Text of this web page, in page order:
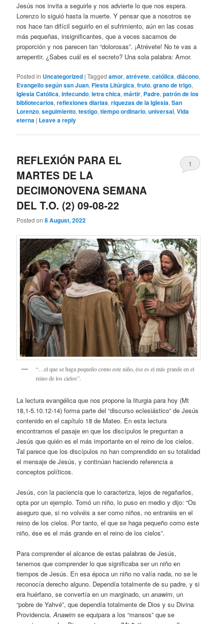
Jesús nos invita a seguirle y nos advierte lo que nos espera.
Lorenzo lo siguió hasta la muerte. Y pensar que a nosotros se
nos hace tan difícil seguirlo en el sufrimiento, aún en las cosas
más pequeñas, insignificantes, que a veces sacamos de
proporción y nos parecen tan “dolorosas”. ¡Atrévete! No te vas a
arrepentir. ¿Sabes cuál es el secreto? Una sola palabra: Amor.
Posted in Uncategorized |Tagged amor,atrévete,católica,diácono,
Evangelio según san Juan,Fiesta Litúrgica,fruto,grano de trigo,
Iglesia Católica,infecundo,letra chica,mártir, Padre,patrón de los
bibliotecarios,reflexiones diarias,riquezas de la Iglesia,San
Lorenzo,seguimiento,testigo,tiempo ordinario,universal,Vida
eterna | Leave a reply
REFLEXIÓN PARA EL
MARTES DE LA
DECIMONOVENA SEMANA
DEL T.O. (2) 09-08-22
Posted on8 August, 2022
1
“…el que se haga pequeño como este niño, ése es el más grande en el
reino de los cielos”.
La lectura evangélica que nos propone la liturgia para hoy (Mt
18,1-5.10.12-14) forma parte del “discurso eclesiástico” de Jesús
contenido en el capítulo 18 de Mateo. En esta lectura
encontramos el pasaje en que los discípulos le preguntan a
Jesús que quién es el más importante en el reino de los cielos.
Tal parece que los discípulos no han comprendido en su totalidad
el mensaje de Jesús, y continúan haciendo referencia a
conceptos políticos.
Jesús, con la paciencia que lo caracteriza, lejos de regañarlos,
opta por un ejemplo. Tomó un niño, lo puso en medio y dijo: “Os
aseguro que, si no volvéis a ser como niños, no entraréis en el
reino de los cielos. Por tanto, el que se haga pequeño como este
niño, ése es el más grande en el reino de los cielos”.
Para comprender el alcance de estas palabras de Jesús,
tenemos que comprender lo que significaba ser un niño en
tiempos de Jesús. En esa época un niño no valía nada, no se le
reconocía derecho alguno. Dependía totalmente de su padre, y si
era huérfano, se convertía en un marginado, unanawim, un
“pobre de Yahvé”, que dependía totalmente de Dios y su Divina
Providencia.Anawim se equipara a los “mansos” que se